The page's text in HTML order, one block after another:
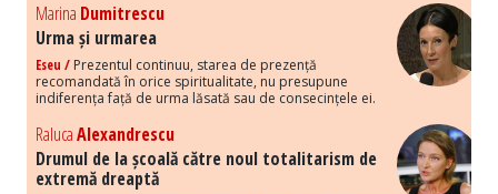
Marina Dumitrescu
Urma și urmarea
Eseu / Prezentul continuu, starea de prezență
recomandată în orice spiritualitate, nu presupune
indiferența față de urma lăsată sau de consecințele ei.
RalucaAlexandrescu
Drumul de la școală către noul totalitarism de
extremă dreaptă